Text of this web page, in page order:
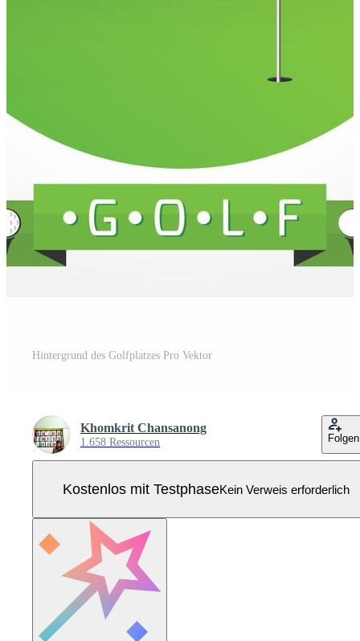
Hintergrund des Golfplatzes Pro Vektor
Khomkrit Chansanong
1.658 Ressourcen Folgen
Kostenlos mit TestphaseKein Verweis erforderlich